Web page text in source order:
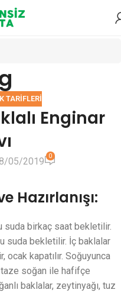
TARIFLERI
Enginar
05/2019 0
Hazırlanışı:
suda birkaç saat bekletilir.
suda bekletilir. İç baklalar
ocak kapatılır. Soğuyunca
taze soğan ile hafifçe
baklalar, zeytinyağı, tuz